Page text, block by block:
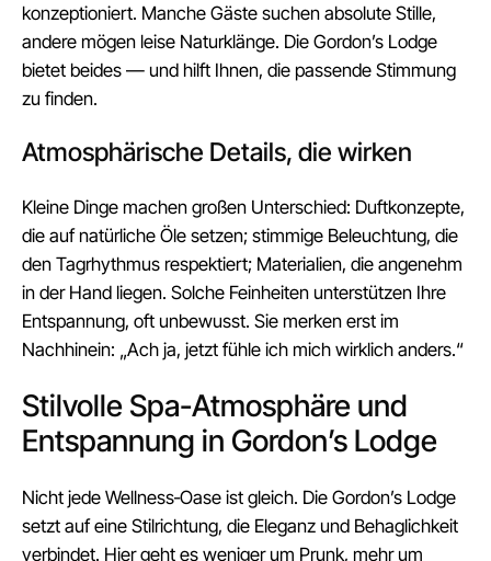
konzeptioniert. Manche Gäste suchen absolute Stille,
andere mögen leise Naturklänge. Die Gordon’s Lodge
bietet beides — und hilft Ihnen, die passende Stimmung
zu finden.
Atmosphärische Details, die wirken
Kleine Dinge machen großen Unterschied: Duftkonzepte,
die auf natürliche Öle setzen; stimmige Beleuchtung, die
den Tagrhythmus respektiert; Materialien, die angenehm
in der Hand liegen. Solche Feinheiten unterstützen Ihre
Entspannung, oft unbewusst. Sie merken erst im
Nachhinein: „Ach ja, jetzt fühle ich mich wirklich anders.“
Stilvolle Spa-Atmosphäre und
Entspannung in Gordon’s Lodge
Nicht jede Wellness‑Oase ist gleich. Die Gordon’s Lodge
setzt auf eine Stilrichtung, die Eleganz und Behaglichkeit
verbindet. Hier geht es weniger um Prunk, mehr um